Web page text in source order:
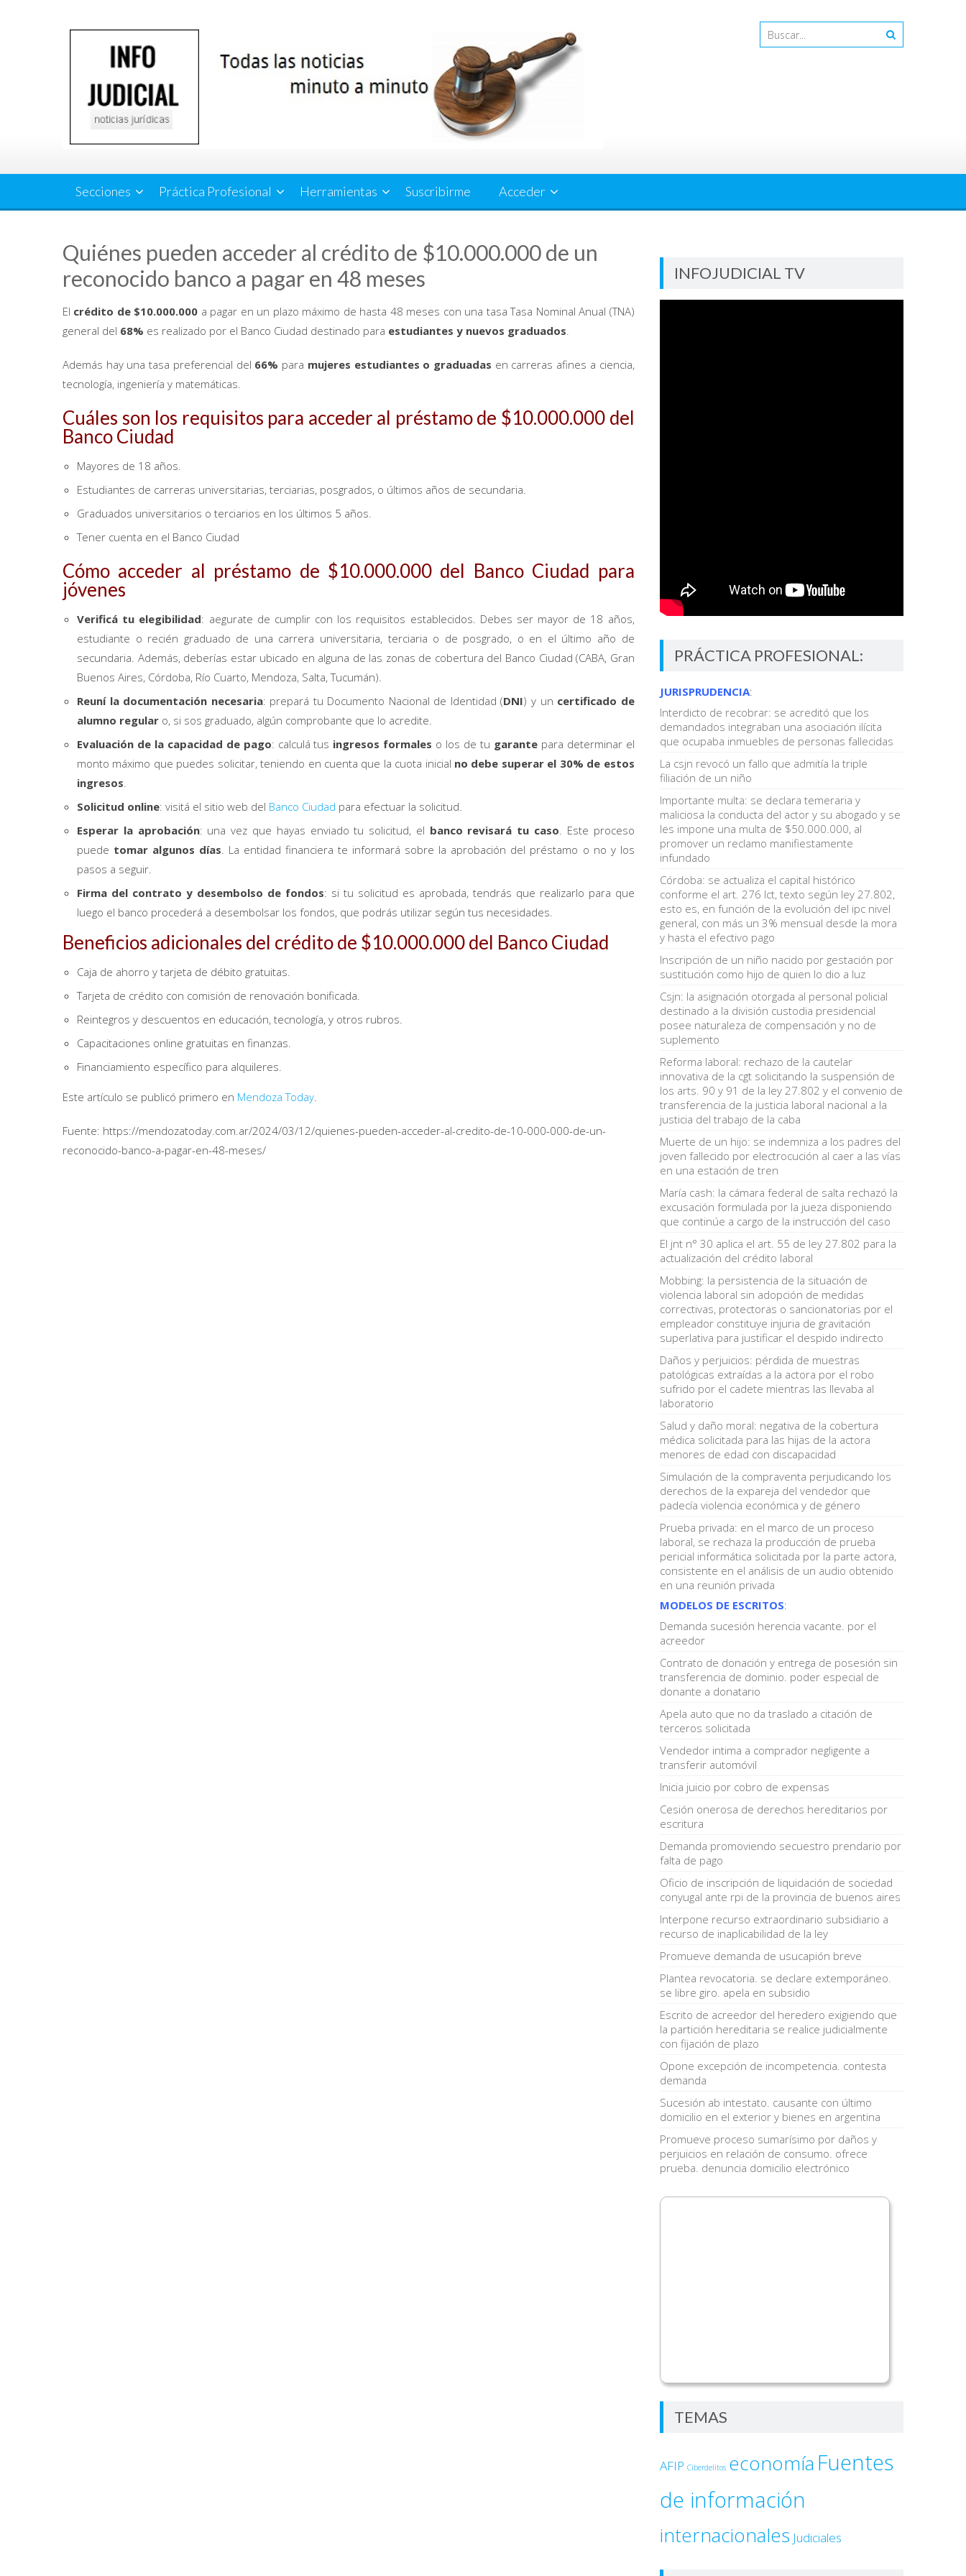
Secciones Práctica Profesional Herramientas Suscribirme Acceder
Quiénes pueden acceder al crédito de $10.000.000 de un
reconocido banco a pagar en 48 meses
El crédito de $10.000.000 a pagar en un plazo máximo de hasta 48 meses con una tasa Tasa Nominal Anual (TNA)
general del 68% es realizado por el Banco Ciudad destinado para estudiantes y nuevos graduados.
Además hay una tasa preferencial del 66% para mujeres estudiantes o graduadas en carreras afines a ciencia,
tecnología, ingeniería y matemáticas.
Cuáles son los requisitos para acceder al préstamo de $10.000.000 del
Banco Ciudad
Mayores de 18 años.
Estudiantes de carreras universitarias, terciarias, posgrados, o últimos años de secundaria.
Graduados universitarios o terciarios en los últimos 5 años.
Tener cuenta en el Banco Ciudad
Cómo acceder al préstamo de $10.000.000 del Banco Ciudad para
jóvenes
Verificá tu elegibilidad: aegurate de cumplir con los requisitos establecidos. Debes ser mayor de 18 años,
estudiante o recién graduado de una carrera universitaria, terciaria o de posgrado, o en el último año de
secundaria. Además, deberías estar ubicado en alguna de las zonas de cobertura del Banco Ciudad (CABA, Gran
Buenos Aires, Córdoba, Río Cuarto, Mendoza, Salta, Tucumán).
Reuní la documentación necesaria: prepará tu Documento Nacional de Identidad (DNI) y un certificado de
alumno regular o, si sos graduado, algún comprobante que lo acredite.
Evaluación de la capacidad de pago: calculá tus ingresos formales o los de tu garante para determinar el
monto máximo que puedes solicitar, teniendo en cuenta que la cuota inicial no debe superar el 30% de estos
ingresos.
Solicitud online: visitá el sitio web del Banco Ciudad para efectuar la solicitud.
Esperar la aprobación: una vez que hayas enviado tu solicitud, el banco revisará tu caso. Este proceso
puede tomar algunos días. La entidad financiera te informará sobre la aprobación del préstamo o no y los
pasos a seguir.
Firma del contrato y desembolso de fondos: si tu solicitud es aprobada, tendrás que realizarlo para que
luego el banco procederá a desembolsar los fondos, que podrás utilizar según tus necesidades.
Beneficios adicionales del crédito de $10.000.000 del Banco Ciudad
Caja de ahorro y tarjeta de débito gratuitas.
Tarjeta de crédito con comisión de renovación bonificada.
Reintegros y descuentos en educación, tecnología, y otros rubros.
Capacitaciones online gratuitas en finanzas.
Financiamiento específico para alquileres.
Este artículo se publicó primero en Mendoza Today.
Fuente: https://mendozatoday.com.ar/2024/03/12/quienes-pueden-acceder-al-credito-de-10-000-000-de-un-
reconocido-banco-a-pagar-en-48-meses/
INFOJUDICIAL TV
PRÁCTICA PROFESIONAL:
JURISPRUDENCIA:
Interdicto de recobrar: se acreditó que los
demandados integraban una asociación ilícita
que ocupaba inmuebles de personas fallecidas
La csjn revocó un fallo que admitía la triple
filiación de un niño
Importante multa: se declara temeraria y
maliciosa la conducta del actor y su abogado y se
les impone una multa de $50.000.000, al
promover un reclamo manifiestamente
infundado
Córdoba: se actualiza el capital histórico
conforme el art. 276 lct, texto según ley 27.802,
esto es, en función de la evolución del ipc nivel
general, con más un 3% mensual desde la mora
y hasta el efectivo pago
Inscripción de un niño nacido por gestación por
sustitución como hijo de quien lo dio a luz
Csjn: la asignación otorgada al personal policial
destinado a la división custodia presidencial
posee naturaleza de compensación y no de
suplemento
Reforma laboral: rechazo de la cautelar
innovativa de la cgt solicitando la suspensión de
los arts. 90 y 91 de la ley 27.802 y el convenio de
transferencia de la justicia laboral nacional a la
justicia del trabajo de la caba
Muerte de un hijo: se indemniza a los padres del
joven fallecido por electrocución al caer a las vías
en una estación de tren
María cash: la cámara federal de salta rechazó la
excusación formulada por la jueza disponiendo
que continúe a cargo de la instrucción del caso
El jnt n° 30 aplica el art. 55 de ley 27.802 para la
actualización del crédito laboral
Mobbing: la persistencia de la situación de
violencia laboral sin adopción de medidas
correctivas, protectoras o sancionatorias por el
empleador constituye injuria de gravitación
superlativa para justificar el despido indirecto
Daños y perjuicios: pérdida de muestras
patológicas extraídas a la actora por el robo
sufrido por el cadete mientras las llevaba al
laboratorio
Salud y daño moral: negativa de la cobertura
médica solicitada para las hijas de la actora
menores de edad con discapacidad
Simulación de la compraventa perjudicando los
derechos de la expareja del vendedor que
padecía violencia económica y de género
Prueba privada: en el marco de un proceso
laboral, se rechaza la producción de prueba
pericial informática solicitada por la parte actora,
consistente en el análisis de un audio obtenido
en una reunión privada
MODELOS DE ESCRITOS:
Demanda sucesión herencia vacante. por el
acreedor
Contrato de donación y entrega de posesión sin
transferencia de dominio. poder especial de
donante a donatario
Apela auto que no da traslado a citación de
terceros solicitada
Vendedor intima a comprador negligente a
transferir automóvil
Inicia juicio por cobro de expensas
Cesión onerosa de derechos hereditarios por
escritura
Demanda promoviendo secuestro prendario por
falta de pago
Oficio de inscripción de liquidación de sociedad
conyugal ante rpi de la provincia de buenos aires
Interpone recurso extraordinario subsidiario a
recurso de inaplicabilidad de la ley
Promueve demanda de usucapión breve
Plantea revocatoria. se declare extemporáneo.
se libre giro. apela en subsidio
Escrito de acreedor del heredero exigiendo que
la partición hereditaria se realice judicialmente
con fijación de plazo
Opone excepción de incompetencia. contesta
demanda
Sucesión ab intestato. causante con último
domicilio en el exterior y bienes en argentina
Promueve proceso sumarísimo por daños y
perjuicios en relación de consumo. ofrece
prueba. denuncia domicilio electrónico
TEMAS
AFIP Ciberdelitos economía Fuentes
de información
internacionales Judiciales